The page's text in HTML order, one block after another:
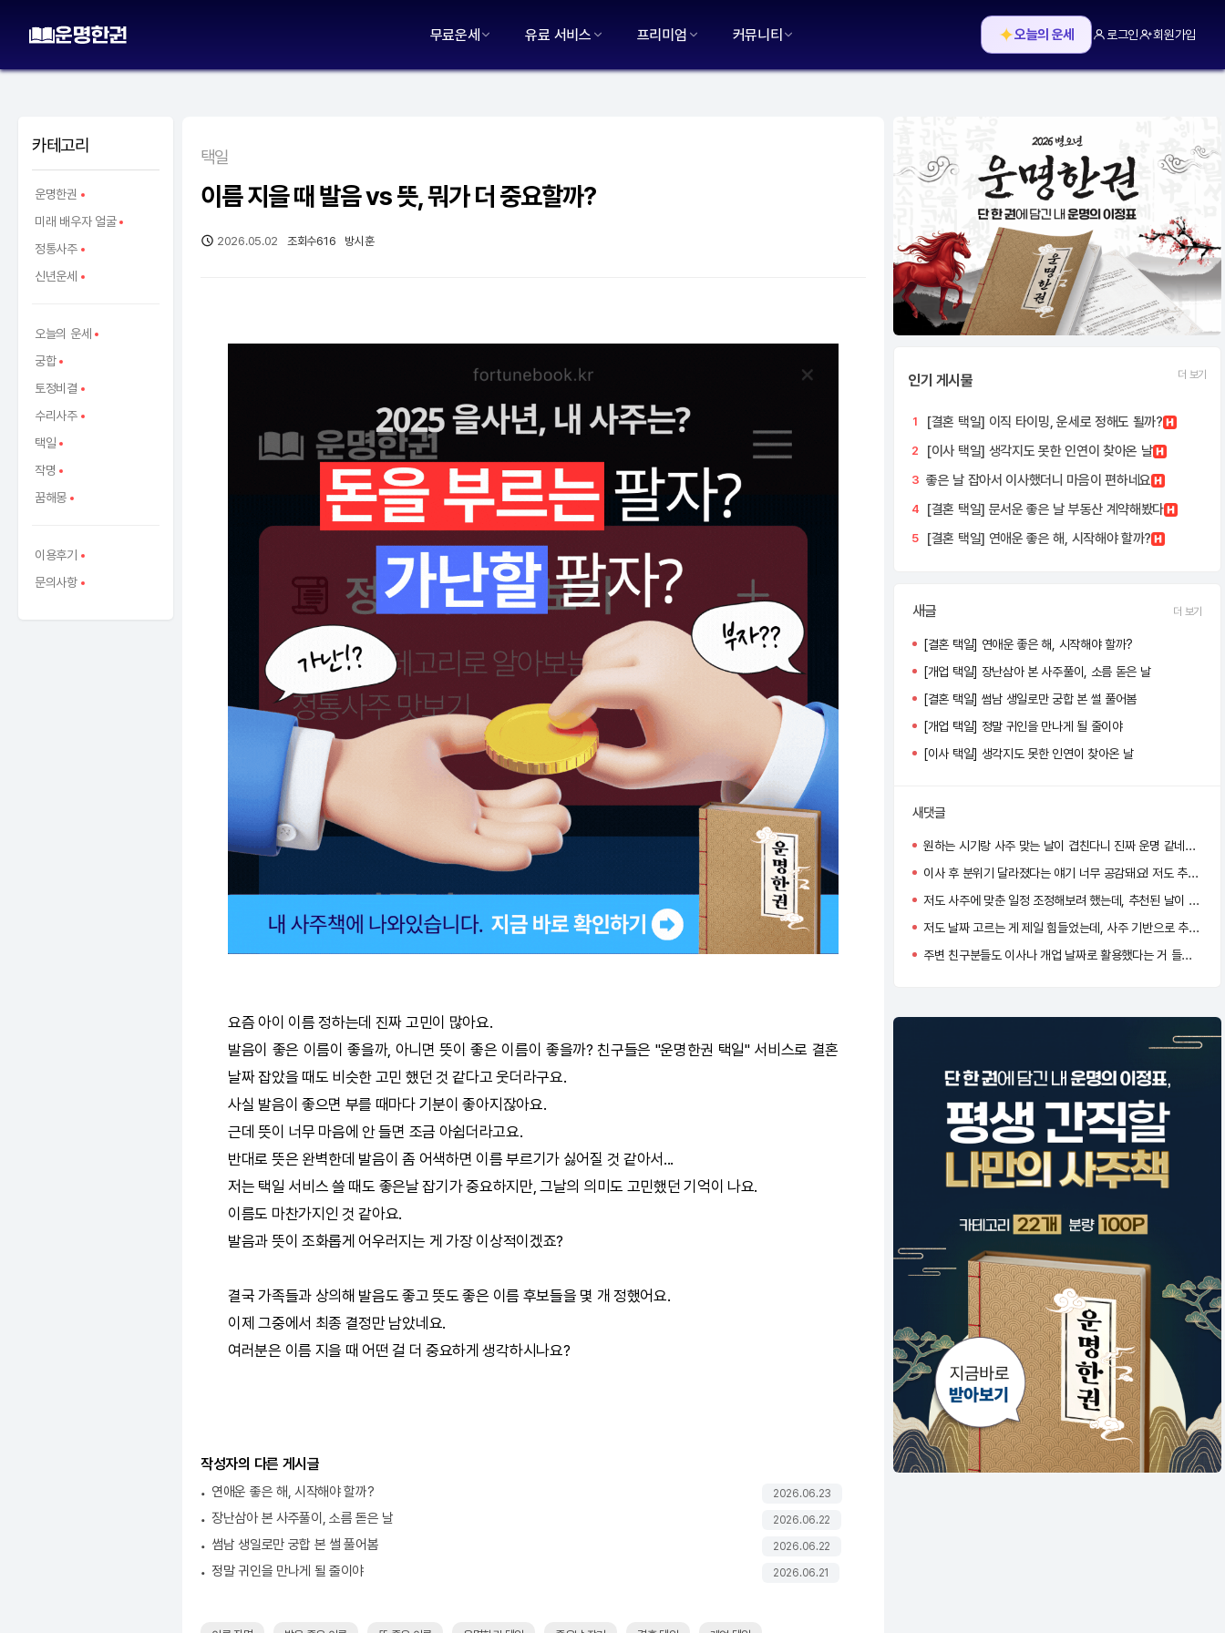
무료운세 유료 서비스 프리미엄 커뮤니티 ✦오늘의 운세 로그인 회원가입
카테고리
운명한권
미래 배우자 얼굴
정통사주
신년운세
오늘의 운세
궁합
토정비결
수리사주
택일
작명
꿈해몽
이용후기
문의사항
택일
이름 지을 때 발음 vs 뜻, 뭐가 더 중요할까?
2026.05.02 조회수616 방시훈
요즘 아이 이름 정하는데 진짜 고민이 많아요.
발음이 좋은 이름이 좋을까, 아니면 뜻이 좋은 이름이 좋을까? 친구들은 "운명한권 택일" 서비스로 결혼
날짜 잡았을 때도 비슷한 고민 했던 것 같다고 웃더라구요.
사실 발음이 좋으면 부를 때마다 기분이 좋아지잖아요.
근데 뜻이 너무 마음에 안 들면 조금 아쉽더라고요.
반대로 뜻은 완벽한데 발음이 좀 어색하면 이름 부르기가 싫어질 것 같아서...
저는 택일 서비스 쓸 때도 좋은날 잡기가 중요하지만, 그날의 의미도 고민했던 기억이 나요.
이름도 마찬가지인 것 같아요.
발음과 뜻이 조화롭게 어우러지는 게 가장 이상적이겠죠?
결국 가족들과 상의해 발음도 좋고 뜻도 좋은 이름 후보들을 몇 개 정했어요.
이제 그중에서 최종 결정만 남았네요.
여러분은 이름 지을 때 어떤 걸 더 중요하게 생각하시나요?
작성자의 다른 게시글
연애운 좋은 해, 시작해야 할까? 2026.06.23
장난삼아 본 사주풀이, 소름 돋은 날 2026.06.22
썸남 생일로만 궁합 본 썰 풀어봄 2026.06.22
정말 귀인을 만나게 될 줄이야 2026.06.21
인기 게시물 더 보기
1 [결혼 택일] 이직 타이밍, 운세로 정해도 될까?
2 [이사 택일] 생각지도 못한 인연이 찾아온 날
3 좋은 날 잡아서 이사했더니 마음이 편하네요
4 [결혼 택일] 문서운 좋은 날 부동산 계약해봤다
5 [결혼 택일] 연애운 좋은 해, 시작해야 할까?
새글 더 보기
[결혼 택일] 연애운 좋은 해, 시작해야 할까?
[개업 택일] 장난삼아 본 사주풀이, 소름 돋은 날
[결혼 택일] 썸남 생일로만 궁합 본 썰 풀어봄
[개업 택일] 정말 귀인을 만나게 될 줄이야
[이사 택일] 생각지도 못한 인연이 찾아온 날
새댓글
원하는 시기랑 사주 맞는 날이 겹친다니 진짜 운명 같네요… 혹시 시간대도 같이 추천되던가요?
이사 후 분위기 달라졌다는 얘기 너무 공감돼요! 저도 추천 날짜에 맞춰 이사했는데 신기하게 일이 잘 풀리더라고요.
저도 사주에 맞춘 일정 조정해보려 했는데, 추천된 날이 꽤 근거 있어 보여서 고민 중이에요. 도움 많이 될 것 같아요!
저도 날짜 고르는 게 제일 힘들었는데, 사주 기반으로 추천되니까 훨씬 마음이 놓이더라고요!
주변 친구분들도 이사나 개업 날짜로 활용했다는 거 들으니 확실히 신뢰감 생기네요.